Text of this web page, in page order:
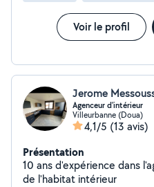
Voir le profil
Jerome
Agenceur d'intérieur
Villeurbanne (Doua)
4,1/5 (13 avis)
Présentation
10 ans d'expérience dans
de l'habitat intérieur